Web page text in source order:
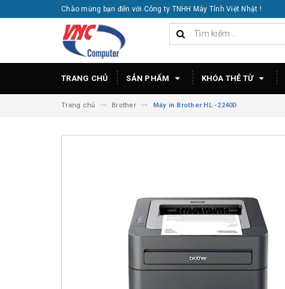
Chào mừng bạn đến với Công ty TNHH Máy Tính Việt Nhật !
TRANG CHỦ SẢN PHẨM KHÓA THẺ TỪ
Trang chủ Brother Máy in Brother HL -2240D